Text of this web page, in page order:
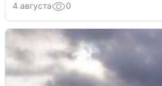
4 августа 0